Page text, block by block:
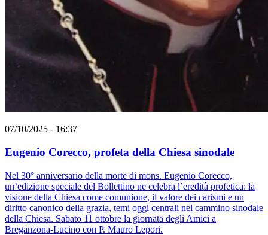
07/10/2025 - 16:37
Eugenio Corecco, profeta della Chiesa sinodale
Nel 30° anniversario della morte di mons. Eugenio Corecco,
un’edizione speciale del Bollettino ne celebra l’eredità profetica: la
visione della Chiesa come comunione, il valore dei carismi e un
diritto canonico della grazia, temi oggi centrali nel cammino sinodale
della Chiesa. Sabato 11 ottobre la giornata degli Amici a
Breganzona-Lucino con P. Mauro Lepori.